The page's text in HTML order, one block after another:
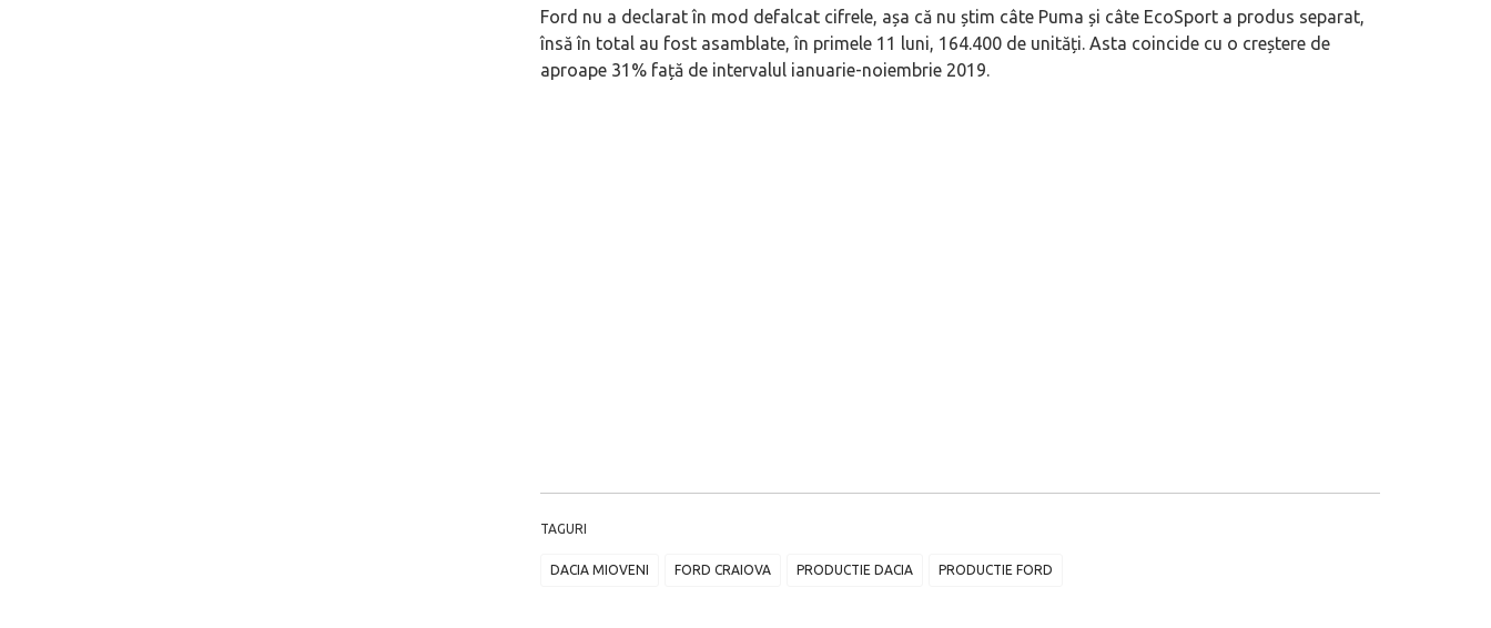
Ford nu a declarat în mod defalcat cifrele, așa că nu știm câte Puma și câte EcoSport a produs separat,
însă în total au fost asamblate, în primele 11 luni, 164.400 de unități. Asta coincide cu o creștere de
aproape 31% față de intervalul ianuarie-noiembrie 2019.
TAGURI
DACIA MIOVENI FORD CRAIOVA PRODUCTIE DACIA PRODUCTIE FORD